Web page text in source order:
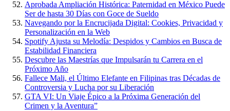
Aprobada Ampliación Histórica: Paternidad en México Puede
Ser de hasta 30 Días con Goce de Sueldo
Navegando por la Encrucijada Digital: Cookies, Privacidad y
Personalización en la Web
Spotify Ajusta su Melodía: Despidos y Cambios en Busca de
Estabilidad Financiera
Descubre las Maestrías que Impulsarán tu Carrera en el
Próximo Año
Fallece Mali, el Último Elefante en Filipinas tras Décadas de
Controversia y Lucha por su Liberación
GTA VI: Un Viaje Épico a la Próxima Generación del
Crimen y la Aventura”